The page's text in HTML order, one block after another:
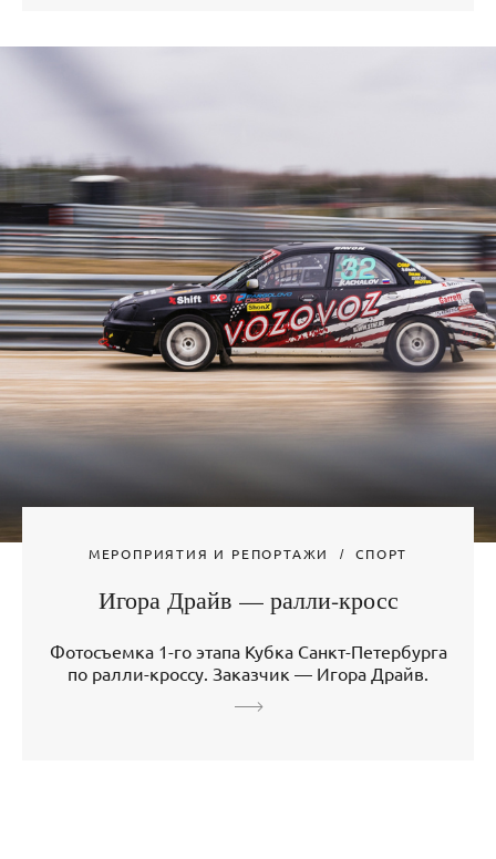
МЕРОПРИЯТИЯ И РЕПОРТАЖИ СПОРТ
Игора Драйв — ралли-кросс
Фотосъемка 1-го этапа Кубка Санкт-Петербурга
по ралли-кроссу. Заказчик — Игора Драйв.